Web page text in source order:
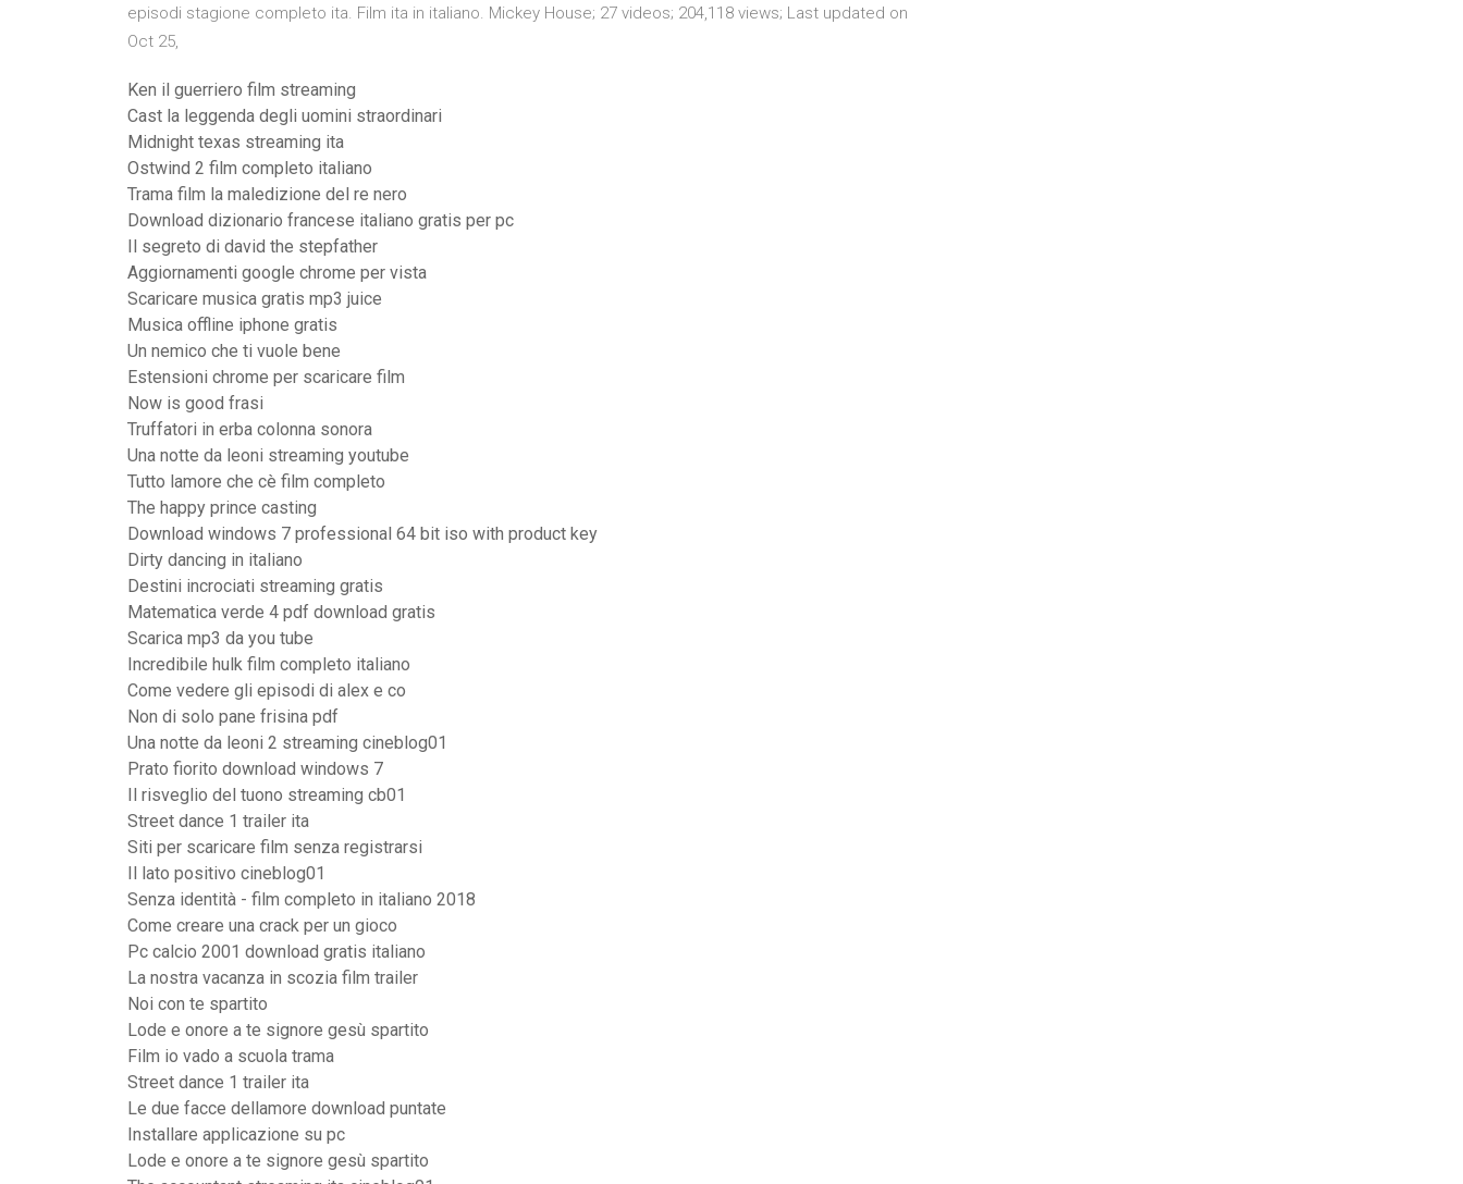
episodi stagione completo ita. Film ita in italiano. Mickey House; 27 videos; 204,118 views; Last updated on
Oct 25,
Ken il guerriero film streaming
Cast la leggenda degli uomini straordinari
Midnight texas streaming ita
Ostwind 2 film completo italiano
Trama film la maledizione del re nero
Download dizionario francese italiano gratis per pc
Il segreto di david the stepfather
Aggiornamenti google chrome per vista
Scaricare musica gratis mp3 juice
Musica offline iphone gratis
Un nemico che ti vuole bene
Estensioni chrome per scaricare film
Now is good frasi
Truffatori in erba colonna sonora
Una notte da leoni streaming youtube
Tutto lamore che cè film completo
The happy prince casting
Download windows 7 professional 64 bit iso with product key
Dirty dancing in italiano
Destini incrociati streaming gratis
Matematica verde 4 pdf download gratis
Scarica mp3 da you tube
Incredibile hulk film completo italiano
Come vedere gli episodi di alex e co
Non di solo pane frisina pdf
Una notte da leoni 2 streaming cineblog01
Prato fiorito download windows 7
Il risveglio del tuono streaming cb01
Street dance 1 trailer ita
Siti per scaricare film senza registrarsi
Il lato positivo cineblog01
Senza identità - film completo in italiano 2018
Come creare una crack per un gioco
Pc calcio 2001 download gratis italiano
La nostra vacanza in scozia film trailer
Noi con te spartito
Lode e onore a te signore gesù spartito
Film io vado a scuola trama
Street dance 1 trailer ita
Le due facce dellamore download puntate
Installare applicazione su pc
Lode e onore a te signore gesù spartito